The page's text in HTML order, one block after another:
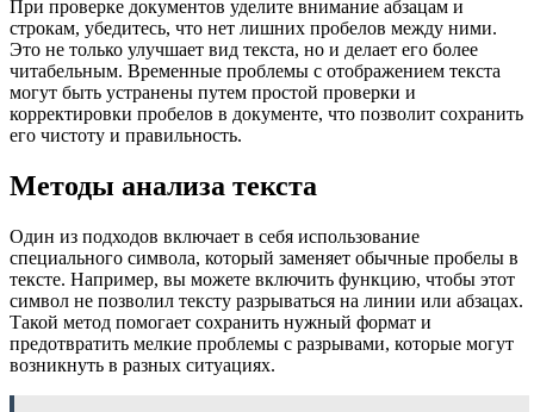
При проверке документов уделите внимание абзацам и
строкам, убедитесь, что нет лишних пробелов между ними.
Это не только улучшает вид текста, но и делает его более
читабельным. Временные проблемы с отображением текста
могут быть устранены путем простой проверки и
корректировки пробелов в документе, что позволит сохранить
его чистоту и правильность.
Методы анализа текста
Один из подходов включает в себя использование
специального символа, который заменяет обычные пробелы в
тексте. Например, вы можете включить функцию, чтобы этот
символ не позволил тексту разрываться на линии или абзацах.
Такой метод помогает сохранить нужный формат и
предотвратить мелкие проблемы с разрывами, которые могут
возникнуть в разных ситуациях.